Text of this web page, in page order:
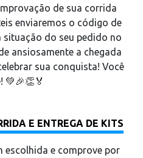
de sua corrida
enviaremos o código de
do seu pedido no
ansiosamente a chegada
sua conquista! Você
💚🎉👏🏅
E ENTREGA DE KITS
e comprove por